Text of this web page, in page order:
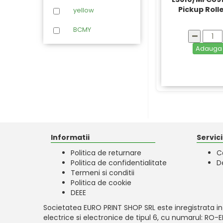
Sharp
Toshiba
yellow
BCMY
Pickup
Informatii
Politica de returnare
Politica de confidentialitate
Termeni si conditii
Politica de cookie
DEEE
Societatea EURO PRINT SHOP SRL este
electrice si electronice de tipul 6, cu numarul: